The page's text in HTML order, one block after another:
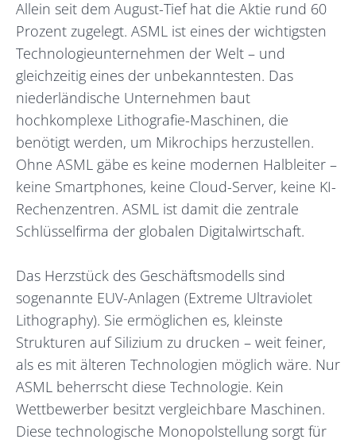
Allein seit dem August-Tief hat die Aktie rund 60
Prozent zugelegt. ASML ist eines der wichtigsten
Technologieunternehmen der Welt – und
gleichzeitig eines der unbekanntesten. Das
niederländische Unternehmen baut
hochkomplexe Lithografie-Maschinen, die
benötigt werden, um Mikrochips herzustellen.
Ohne ASML gäbe es keine modernen Halbleiter –
keine Smartphones, keine Cloud-Server, keine KI-
Rechenzentren. ASML ist damit die zentrale
Schlüsselfirma der globalen Digitalwirtschaft.
Das Herzstück des Geschäftsmodells sind
sogenannte EUV-Anlagen (Extreme Ultraviolet
Lithography). Sie ermöglichen es, kleinste
Strukturen auf Silizium zu drucken – weit feiner,
als es mit älteren Technologien möglich wäre. Nur
ASML beherrscht diese Technologie. Kein
Wettbewerber besitzt vergleichbare Maschinen.
Diese technologische Monopolstellung sorgt für